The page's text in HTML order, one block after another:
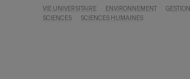
VIE UNIVERSITAIRE ENVIRONNEMENT
GESTION
SCIENCES
SCIENCES HUMAINES